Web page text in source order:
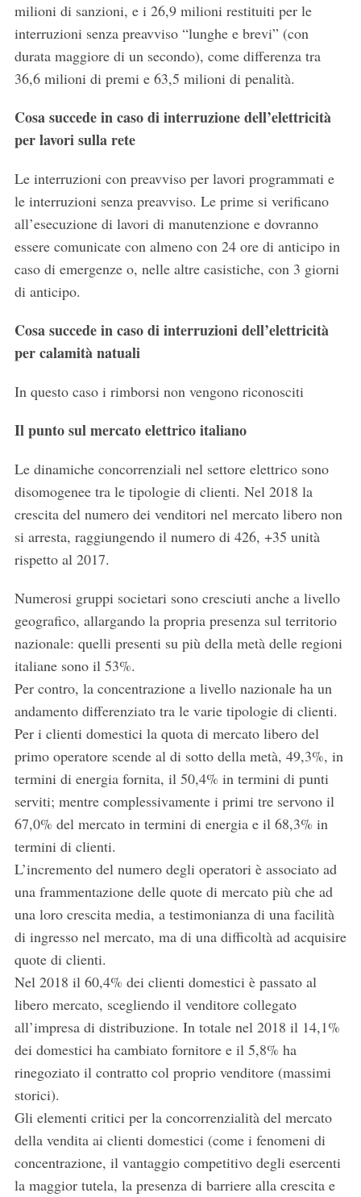
milioni di sanzioni, e i 26,9 milioni restituiti per le
interruzioni senza preavviso “lunghe e brevi” (con
durata maggiore di un secondo), come differenza tra
36,6 milioni di premi e 63,5 milioni di penalità.
Cosa succede in caso di interruzione dell’elettricità
per lavori sulla rete
Le interruzioni con preavviso per lavori programmati e
le interruzioni senza preavviso. Le prime si verificano
all’esecuzione di lavori di manutenzione e dovranno
essere comunicate con almeno con 24 ore di anticipo in
caso di emergenze o, nelle altre casistiche, con 3 giorni
di anticipo.
Cosa succede in caso di interruzioni dell’elettricità
per calamità natuali
In questo caso i rimborsi non vengono riconosciti
Il punto sul mercato elettrico italiano
Le dinamiche concorrenziali nel settore elettrico sono
disomogenee tra le tipologie di clienti. Nel 2018 la
crescita del numero dei venditori nel mercato libero non
si arresta, raggiungendo il numero di 426, +35 unità
rispetto al 2017.
Numerosi gruppi societari sono cresciuti anche a livello
geografico, allargando la propria presenza sul territorio
nazionale: quelli presenti su più della metà delle regioni
italiane sono il 53%.
Per contro, la concentrazione a livello nazionale ha un
andamento differenziato tra le varie tipologie di clienti.
Per i clienti domestici la quota di mercato libero del
primo operatore scende al di sotto della metà, 49,3%, in
termini di energia fornita, il 50,4% in termini di punti
serviti; mentre complessivamente i primi tre servono il
67,0% del mercato in termini di energia e il 68,3% in
termini di clienti.
L’incremento del numero degli operatori è associato ad
una frammentazione delle quote di mercato più che ad
una loro crescita media, a testimonianza di una facilità
di ingresso nel mercato, ma di una difficoltà ad acquisire
quote di clienti.
Nel 2018 il 60,4% dei clienti domestici è passato al
libero mercato, scegliendo il venditore collegato
all’impresa di distribuzione. In totale nel 2018 il 14,1%
dei domestici ha cambiato fornitore e il 5,8% ha
rinegoziato il contratto col proprio venditore (massimi
storici).
Gli elementi critici per la concorrenzialità del mercato
della vendita ai clienti domestici (come i fenomeni di
concentrazione, il vantaggio competitivo degli esercenti
la maggior tutela, la presenza di barriere alla crescita e
S
e
r
c
h
r
: